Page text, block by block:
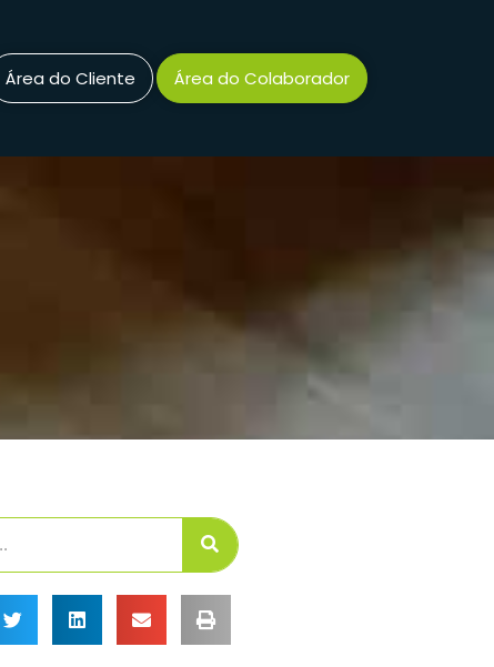
Área do Cliente Área do Colaborador